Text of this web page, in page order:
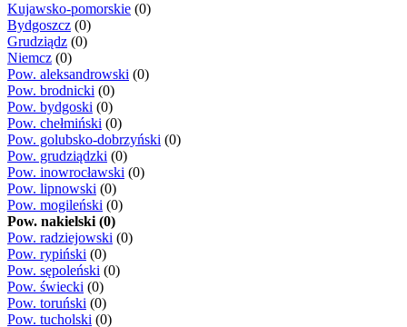
Kujawsko-pomorskie (0)
Bydgoszcz (0)
Grudziądz (0)
Niemcz (0)
Pow. aleksandrowski (0)
Pow. brodnicki (0)
Pow. bydgoski (0)
Pow. chełmiński (0)
Pow. golubsko-dobrzyński (0)
Pow. grudziądzki (0)
Pow. inowrocławski (0)
Pow. lipnowski (0)
Pow. mogileński (0)
Pow. nakielski (0)
Pow. radziejowski (0)
Pow. rypiński (0)
Pow. sępoleński (0)
Pow. świecki (0)
Pow. toruński (0)
Pow. tucholski (0)